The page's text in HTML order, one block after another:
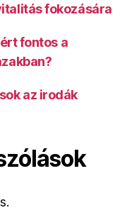
fokozására
fontos a
az irodák